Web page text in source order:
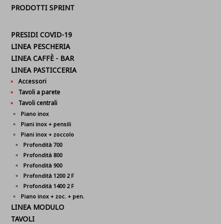
PRODOTTI SPRINT
PRESIDI COVID-19
LINEA PESCHERIA
LINEA CAFFÈ - BAR
LINEA PASTICCERIA
Accessori
Tavoli a parete
Tavoli centrali
Piano inox
Piani inox + pensili
Piani inox + zoccolo
Profondità 700
Profondità 800
Profondità 900
Profondità 1200 2 F
Profondità 1400 2 F
Piano inox + zoc. + pen.
LINEA MODULO
TAVOLI